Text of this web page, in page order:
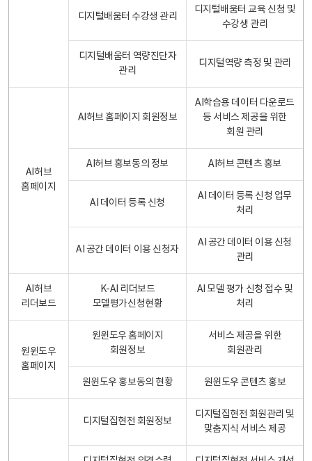
디지털배움터 수강생 관리
디지털배움터 교육 신청 및
수강생 관리
디지털배움터 역량진단자
관리
디지털역량 측정 및 관리
AI허브
홈페이지
AI허브 홈페이지 회원정보
AI학습용 데이터 다운로드
등 서비스 제공을 위한
회원 관리
AI허브 홍보동의 정보 AI허브 콘텐츠 홍보
AI 데이터 등록 신청
AI 데이터 등록 신청 업무
처리
AI 공간 데이터 이용 신청자
AI 공간 데이터 이용 신청
관리
AI허브
리더보드
K-AI 리더보드
모델평가신청현황
AI 모델 평가 신청 접수 및
처리
원윈도우
홈페이지
원윈도우 홈페이지
회원정보
서비스 제공을 위한
회원관리
원윈도우 홍보동의 현황 원윈도우 콘텐츠 홍보
디지털집현전 회원정보
디지털집현전 회원관리 및
맞춤지식 서비스 제공